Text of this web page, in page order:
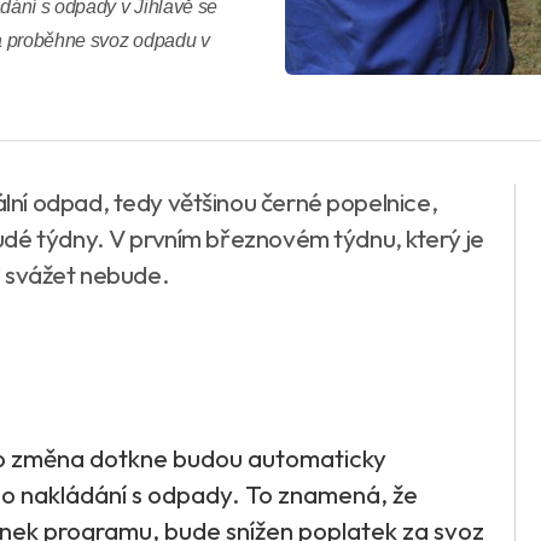
s odpady v Jihlavě se
proběhne svoz odpadu v
odpad, tedy většinou černé popelnice,
týdny. V prvním březnovém týdnu, který je
svážet nebude.
dotkne budou automaticky
s odpady. To znamená, že
programu, bude snížen poplatek za svoz